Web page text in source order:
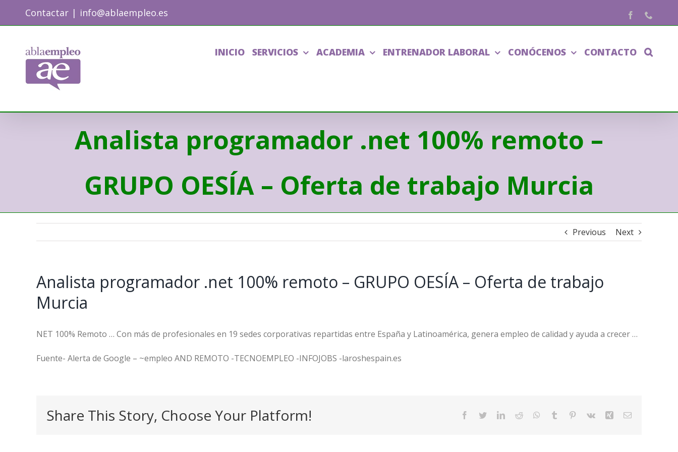
Contactar | info@ablaempleo.es Facebook
INICIO SERVICIOS ACADEMIA ENTRENADOR LABORAL CONÓCENOS CONTACTO
Analista programador .net 100% remoto –
GRUPO OESÍA – Oferta de trabajo Murcia
Previous Next
Analista programador .net 100% remoto – GRUPO OESÍA – Oferta de trabajo
Murcia
NET 100% Remoto … Con más de profesionales en 19 sedes corporativas repartidas entre España y Latinoamérica, genera empleo de calidad y ayuda a crecer …
Fuente- Alerta de Google – ~empleo AND REMOTO -TECNOEMPLEO -INFOJOBS -laroshespain.es
Share This Story, Choose Your Platform! Facebook
TwitterLinkedIn
Reddit WhatsApp
Tumblr Pinterest
Vk Xing Email